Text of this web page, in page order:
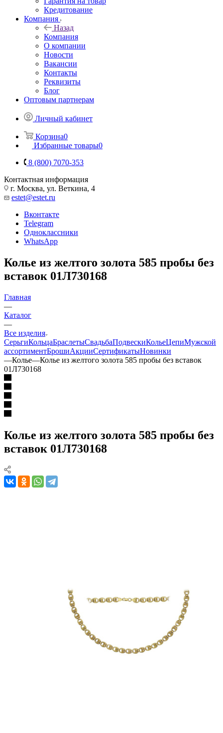
Кредитование
Компания
Назад
Компания
О компании
Новости
Вакансии
Контакты
Реквизиты
Блог
Оптовым партнерам
Личный кабинет
Корзина0
Избранные товары0
8 (800) 7070-353
Контактная информация
г. Москва, ул. Веткина, 4
estet@estet.ru
Вконтакте
Telegram
Одноклассники
WhatsApp
Колье из желтого золота 585 пробы без
вставок 01Л730168
Главная
—
Каталог
—
Все изделия
СерьгиКольцаБраслетыСвадьбаПодвескиКольеЦепиМужской
ассортиментБрошиАкцииСертификатыНовинки
—Колье—Колье из желтого золота 585 пробы без вставок
01Л730168
Колье из желтого золота 585 пробы без
вставок 01Л730168